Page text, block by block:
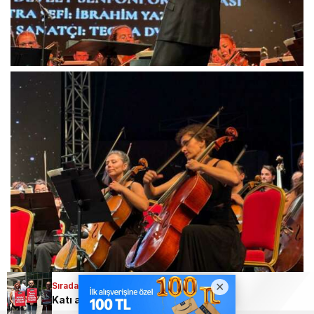
Sıradaki Haber
Katı atık tesisine karşı 5 binden fazla imza Bursa Büyükşehir’e teslim edildi